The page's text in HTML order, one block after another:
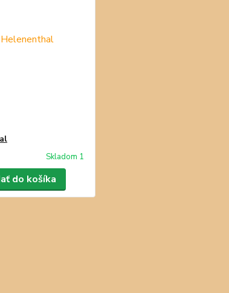
Skladom 1
do košíka